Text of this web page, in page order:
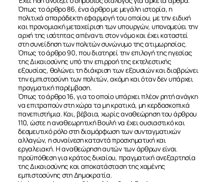
Όπως το άρθρο 86, ένα άρθρο με μεγάλη ιστορία, η
πολιτικά απαράδεκτη εφαρμογή του οποίου, με την ειδική
και προνομιακή μεταχείριση των υπουργών, υπονομεύει την
αρχή της ισότητας απέναντι στον νόμο και έχει καταστεί
στη συνείδηση των πολιτών συνώνυμο της ατιμωρησίας.
Όπως το άρθρο 90, που διατηρεί την επιλογή της ηγεσίας
της Δικαιοσύνης υπό την επιρροή της εκτελεστικής
εξουσίας, θολώνει τη διάκριση των εξουσιών και διαβρώνει
την εμπιστοσύνη των πολιτών, ακόμη και όταν δεν υπάρχει
πραγματική παρέμβαση.
Όπως το άρθρο 16, για το οποίο υπάρχει πλέον ρητή ανάγκη
να επιτραπούν στη χώρα τα μη κρατικά, μη κερδοσκοπικά
πανεπιστήμια. Και, βέβαια, χωρίς αναθεώρηση του άρθρου
110, ώστε η αναθεωρητική Βουλή να έχει ουσιαστικό και
δεσμευτικό ρόλο στη διαμόρφωση των συνταγματικών
αλλαγών, η συναίνεση καταντά προσχηματική και
εργαλειακή. Η αναθεώρηση αυτών των άρθρων είναι
προϋπόθεση για κράτος δικαίου, πραγματική ανεξαρτησία
της Δικαιοσύνης και αποκατάσταση της χαμένης
εμπιστοσύνης στη Δημοκρατία.